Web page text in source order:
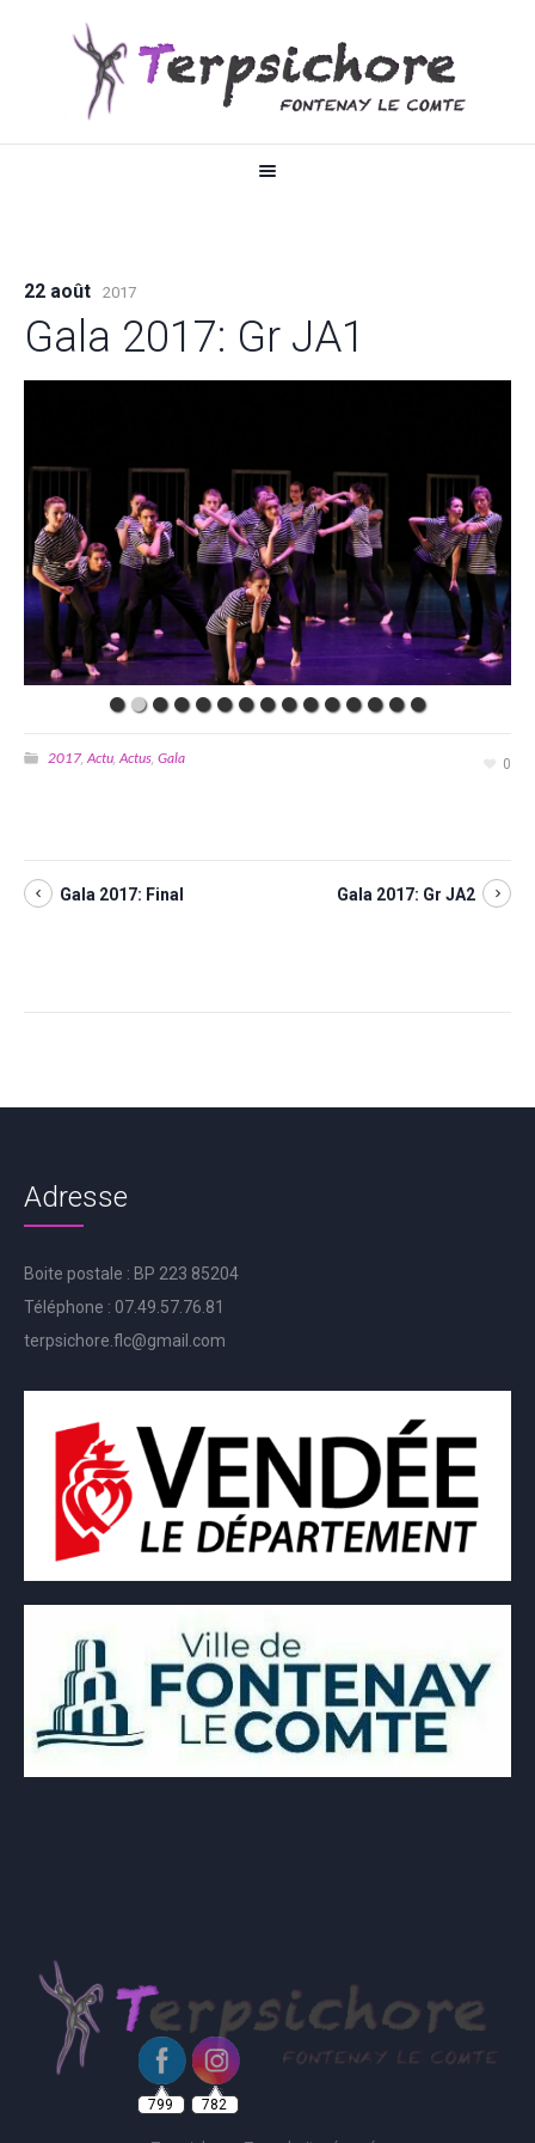
22 août 2017
Gala 2017: Gr JA1
0
2017,Actu,Actus, Gala
Gala 2017: Final Gala 2017: Gr JA2
Adresse
Boite postale : BP 223 85204
Téléphone : 07.49.57.76.81
terpsichore.flc@gmail.com
799 782